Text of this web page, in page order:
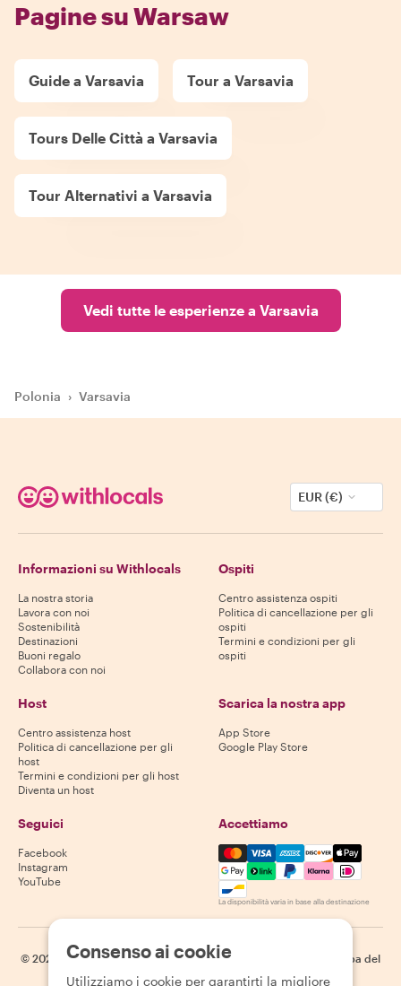
Pagine su Warsaw
Guide a Varsavia Tour a Varsavia
Tours Delle Città a Varsavia
Tour Alternativi a Varsavia
Vedi tutte le esperienze a Varsavia
Polonia › Varsavia
EUR (€)
Informazioni su Withlocals
La nostra storia
Lavora con noi
Sostenibilità
Destinazioni
Buoni regalo
Collabora con noi
Ospiti
Centro assistenza ospiti
Politica di cancellazione per gli
ospiti
Termini e condizioni per gli
ospiti
Host
Centro assistenza host
Politica di cancellazione per gli
host
Termini e condizioni per gli host
Diventa un host
Scarica la nostra app
App Store
Google Play Store
Seguici
Facebook
Instagram
YouTube
Accettiamo
Mastercard, Visa, Amex,
La disponibilità varia in base alla destinazione
© 2026 Withlocals.com | Informativa sulla privacy
Mappa del
Consenso ai cookie
Utilizziamo i cookie per garantirti la migliore